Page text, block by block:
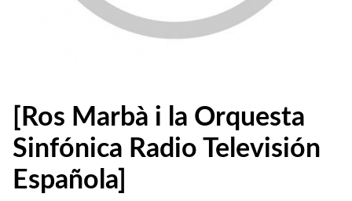
[Ros Marbà i la Orquesta
Sinfónica Radio Televisión
Española]